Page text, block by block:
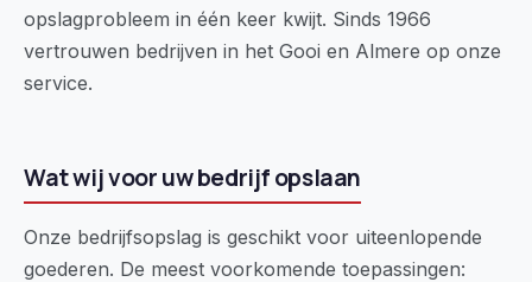
opslagprobleem in één keer kwijt. Sinds 1966
vertrouwen bedrijven in het Gooi en Almere op onze
service.
Wat wij voor uw bedrijf opslaan
Onze bedrijfsopslag is geschikt voor uiteenlopende
goederen. De meest voorkomende toepassingen: